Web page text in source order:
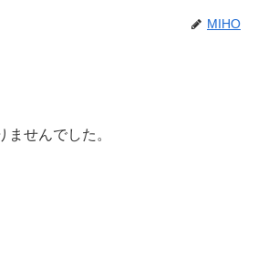
MIHO
ませんでした。